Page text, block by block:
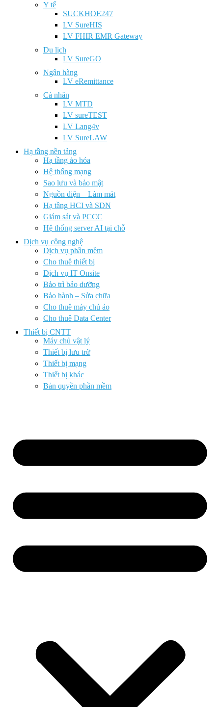
Y tế
SUCKHOE247
LV SureHIS
LV FHIR EMR Gateway
Du lịch
LV SureGO
Ngân hàng
LV eRemittance
Cá nhân
LV MTD
LV sureTEST
LV Lang4v
LV SureLAW
Hạ tầng nền tảng
Hạ tầng ảo hóa
Hệ thống mạng
Sao lưu và bảo mật
Nguồn điện – Làm mát
Hạ tầng HCI và SDN
Giám sát và PCCC
Hệ thống server AI tại chỗ
Dịch vụ công nghệ
Dịch vụ phần mềm
Cho thuê thiết bị
Dịch vụ IT Onsite
Bảo trì bảo dưỡng
Bảo hành – Sửa chữa
Cho thuê máy chủ ảo
Cho thuê Data Center
Thiết bị CNTT
Máy chủ vật lý
Thiết bị lưu trữ
Thiết bị mạng
Thiết bị khác
Bản quyền phần mềm